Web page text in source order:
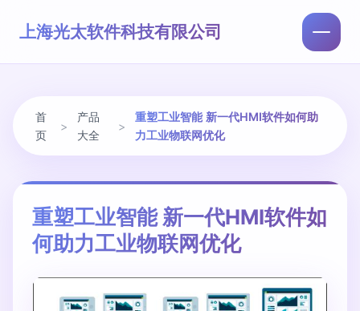
上海光太软件科技有限公司
首
页
>
产品
大全
>
重塑工业智能 新一代HMI软件如何助
力工业物联网优化
重塑工业智能 新一代HMI软件如
何助力工业物联网优化